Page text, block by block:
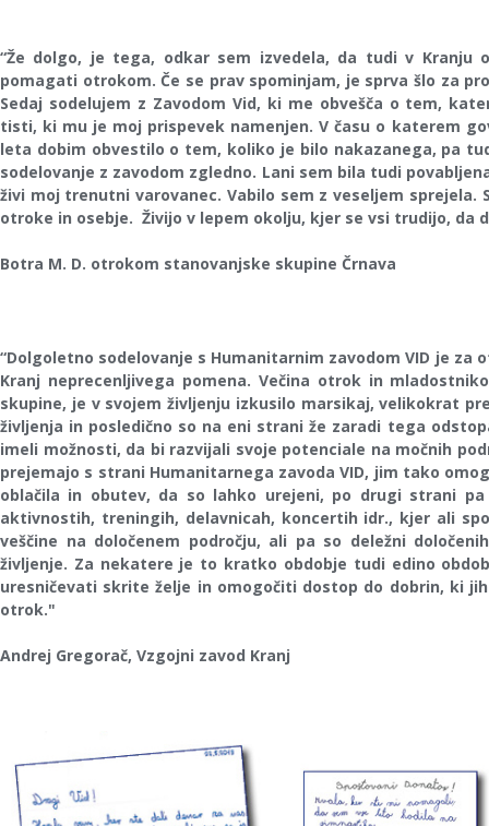
“Že dolgo, je tega, odkar sem izvedela, da tudi v Kranju
pomagati otrokom. Če se prav spominjam, je sprva šlo za
Sedaj sodelujem z Zavodom Vid, ki me obvešča o tem,
tisti, ki mu je moj prispevek namenjen. V času o katerem
leta dobim obvestilo o tem, koliko je bilo nakazanega, pa
sodelovanje z zavodom zgledno. Lani sem bila tudi
živi moj trenutni varovanec. Vabilo sem z veseljem
otroke in osebje. Živijo v lepem okolju, kjer se vsi trudijo, da
Botra M. D. otrokom stanovanjske skupine Črnava
“Dolgoletno sodelovanje s Humanitarnim zavodom VID je
Kranj neprecenljivega pomena. Večina otrok in
skupine, je v svojem življenju izkusilo marsikaj, velikokrat
življenja in posledično so na eni strani že zaradi tega
imeli možnosti, da bi razvijali svoje potenciale na močnih
prejemajo s strani Humanitarnega zavoda VID, jim tako
oblačila in obutev, da so lahko urejeni, po drugi strani pa
aktivnostih, treningih, delavnicah, koncertih idr., kjer ali
veščine na določenem področju, ali pa so deležni
življenje. Za nekatere je to kratko obdobje tudi edino
uresničevati skrite želje in omogočiti dostop do dobrin, ki
otrok."
Andrej Gregorač, Vzgojni zavod Kranj